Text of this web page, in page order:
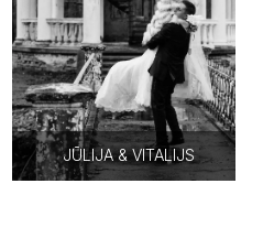
JŪLIJA & VITALIJS